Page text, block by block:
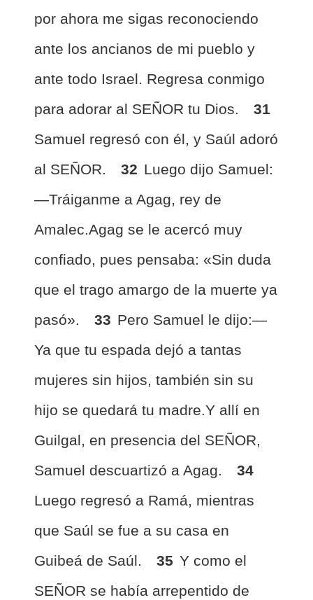
por ahora me sigas reconociendo
ante los ancianos de mi pueblo y
ante todo Israel. Regresa conmigo
para adorar al SEÑOR tu Dios.
31
Samuel regresó con él, y Saúl adoró
al SEÑOR.
32 Luego dijo Samuel:
—Tráiganme a Agag, rey de
Amalec.Agag se le acercó muy
confiado, pues pensaba: «Sin duda
que el trago amargo de la muerte ya
pasó».
33 Pero Samuel le dijo:—
Ya que tu espada dejó a tantas
mujeres sin hijos, también sin su
hijo se quedará tu madre.Y allí en
Guilgal, en presencia del SEÑOR,
Samuel descuartizó a Agag.
34
Luego regresó a Ramá, mientras
que Saúl se fue a su casa en
Guibeá de Saúl.
35 Y como el
SEÑOR se había arrepentido de